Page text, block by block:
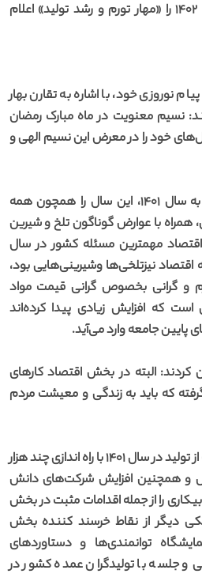
اصلی کشور است، شعار سال ۱۴۰۲ را «مهار تورم و رشد تولید» اعلام
نوروزی خود، با اشاره به تقارن بهار
نسیم معنویت در ماه مبارک رمضان
خود را در معرض این نسیم الهی و
ایشان سپس با مروری کوتاه به سال ۱۴۰۱، این سال را همچون همه
همراه با عوارض گوناگون تلخ و شیرین
اقتصاد مهمترین مسئله کشور در سال
نیزتلخی‌ها وشیرینی‌هایی بود،
و گرانی بخصوص گرانی قیمت مواد
که افزایش زیادی پیدا کرده‌اند
جامعه وارد می‌آید.
البته در بخش اقتصاد کارهای
که باید به زندگی و معیشت مردم
حضرت آیت‌الله خامنه‌ای حمایت از تولید در سال ۱۴۰۱ با راه اندازی چند هزار
و همچنین افزایش شرکت‌های دانش
را از جمله اقدامات مثبت در بخش
دیگر از نقاط خرسند کننده بخش
توانمندی‌ها و دستاوردهای
و جلسه با تولیدگران عمده کشور در